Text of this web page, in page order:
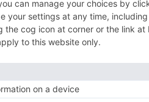
a ojos de la Policía
de droga que
la lejanía o la celeridad
tiene la tarea asignada
de la organización.